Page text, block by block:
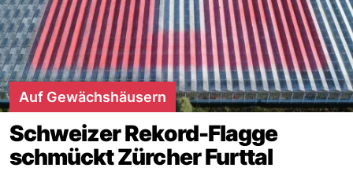
Auf Gewächshäusern
Schweizer Rekord-Flagge
schmückt Zürcher Furttal